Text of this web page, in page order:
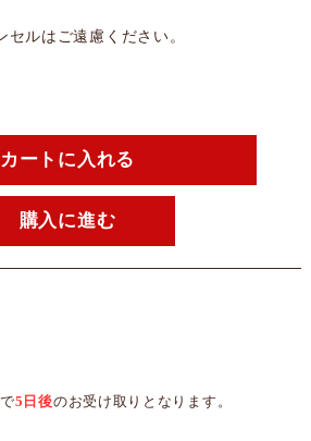
ルはご遠慮ください。
カートに入れる
購入に進む
5日後のお受け取りとなります。